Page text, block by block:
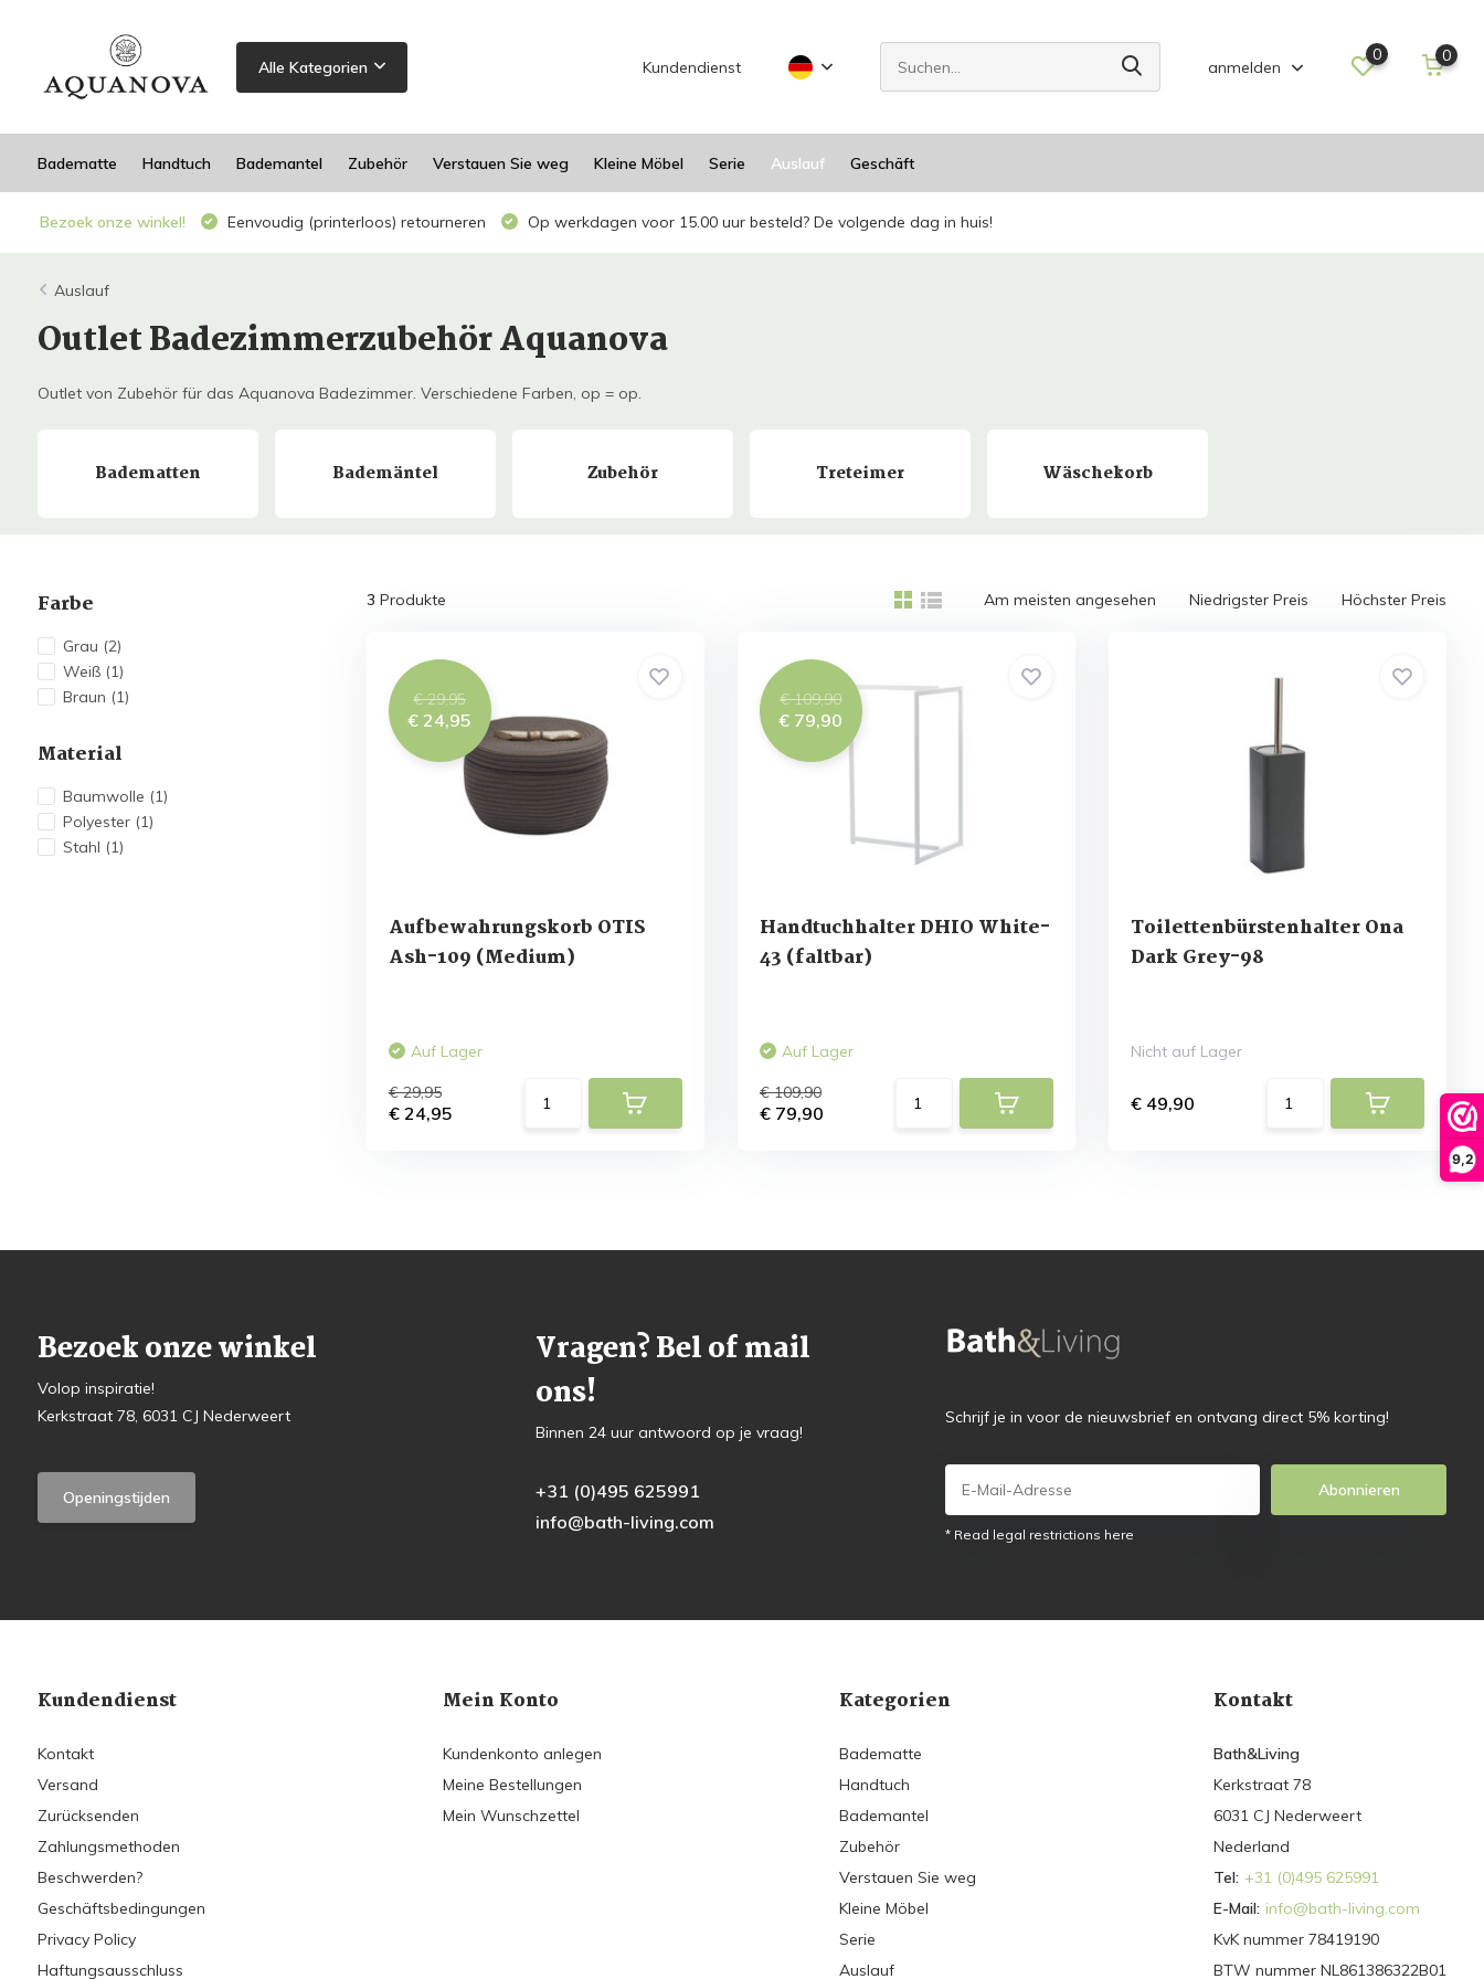
9,2
Alle Kategorien Kundendienst anmelden
0 0
Badematte Handtuch Bademantel Zubehör Verstauen Sie weg Kleine Möbel Serie Auslauf Geschäft
Bezoek onze winkel! Eenvoudig (printerloos) retourneren Op werkdagen voor 15.00 uur besteld? De volgende dag in huis!
Auslauf
Outlet Badezimmerzubehör Aquanova
Outlet von Zubehör für das Aquanova Badezimmer. Verschiedene Farben, op = op.
Badematten Bademäntel Zubehör Treteimer Wäschekorb
Farbe
Grau (2)
Weiß (1)
Braun (1)
Material
Baumwolle (1)
Polyester (1)
Stahl (1)
3 Produkte Am meisten angesehen Niedrigster Preis Höchster Preis
€ 29,95
€ 24,95
Aufbewahrungskorb OTIS
Ash-109 (Medium)
Auf Lager
€ 29,95
€ 24,95
€ 109,90
€ 79,90
Handtuchhalter DHIO White-
43 (faltbar)
Auf Lager
€ 109,90
€ 79,90
Toilettenbürstenhalter Ona
Dark Grey-98
Nicht auf Lager
€ 49,90
Bezoek onze winkel
Volop inspiratie!
Kerkstraat 78, 6031 CJ Nederweert
Openingstijden
Vragen? Bel of mail
ons!
Binnen 24 uur antwoord op je vraag!
+31 (0)495 625991
info@bath-living.com
Schrijf je in voor de nieuwsbrief en ontvang direct 5% korting!
Abonnieren
* Read legal restrictions here
Kundendienst
Kontakt
Versand
Zurücksenden
Zahlungsmethoden
Beschwerden?
Geschäftsbedingungen
Privacy Policy
Haftungsausschluss
Mein Konto
Kundenkonto anlegen
Meine Bestellungen
Mein Wunschzettel
Kategorien
Badematte
Handtuch
Bademantel
Zubehör
Verstauen Sie weg
Kleine Möbel
Serie
Auslauf
Kontakt
Bath&Living
Kerkstraat 78
6031 CJ Nederweert
Nederland
Tel: +31 (0)495 625991
E-Mail: info@bath-living.com
KvK nummer 78419190
BTW nummer NL861386322B01